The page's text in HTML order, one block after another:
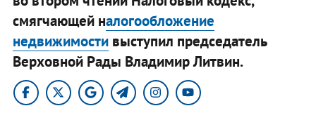
смягчающей налогообложение
недвижимостивыступил председатель
Верховной Рады Владимир Литвин.